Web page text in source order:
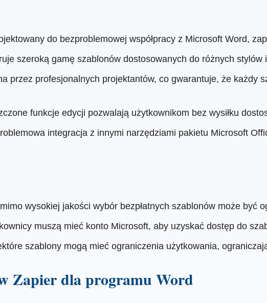
do bezproblemowej współpracy z Microsoft Word,
szeroką gamę szablonów dostosowanych do różnych
przez profesjonalnych projektantów, co gwarantuje, że każdy
funkcje edycji pozwalają użytkownikom bez wysiłku
integracja z innymi narzędziami pakietu Microsoft
wysokiej jakości wybór bezpłatnych szablonów może być
muszą mieć konto Microsoft, aby uzyskać dostęp do
szablony mogą mieć ograniczenia użytkowania,
Zapier dla programu Word